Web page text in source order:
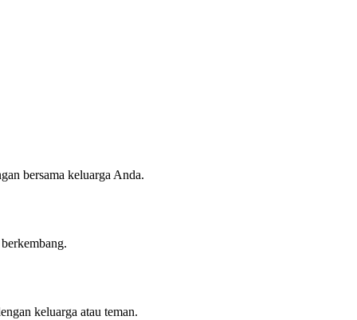
bersama keluarga Anda.
keluarga atau teman.